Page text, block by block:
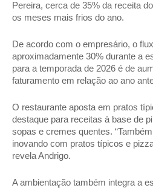
Pereira, cerca de 35% da receita
os meses mais frios do ano.
De acordo com o empresário, o
aproximadamente 30% durante a
para a temporada de 2026 é de
faturamento em relação ao ano
O restaurante aposta em pratos
destaque para receitas à base de
sopas e cremes quentes.
inovando com pratos típicos e
revela Andrigo.
A ambientação também integra a